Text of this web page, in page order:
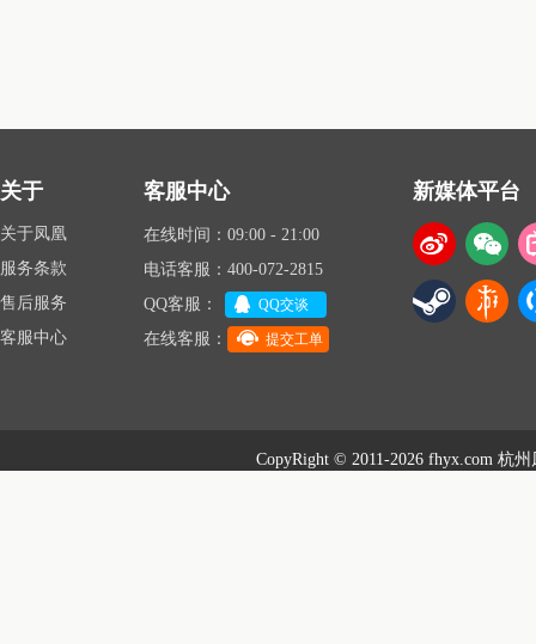
关于
关于凤凰
服务条款
售后服务
客服中心
客服中心
在线时间：09:00 - 21:00
电话客服：400-072-2815
QQ客服：
QQ交谈
在线客服： 提交工单
新媒体平台
CopyRight © 2011-2026 fhyx.com 杭州